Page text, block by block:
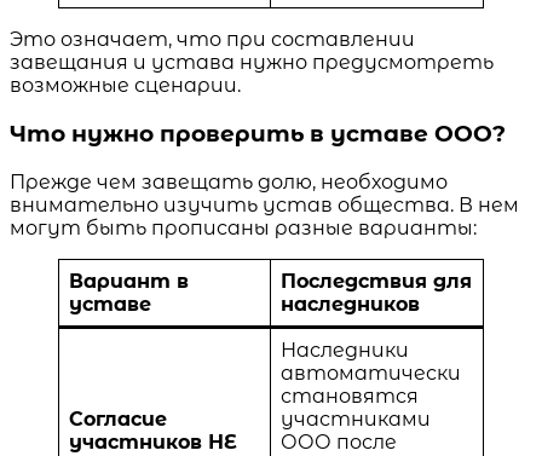
Это означает, что при составлении
завещания и устава нужно предусмотреть
возможные сценарии.
Что нужно проверить в уставе ООО?
Прежде чем завещать долю, необходимо
внимательно изучить устав общества. В нем
могут быть прописаны разные варианты:
Вариант в
уставе
Последствия для
наследников
Согласие
участников НЕ
Наследники
автоматически
становятся
участниками
ООО после